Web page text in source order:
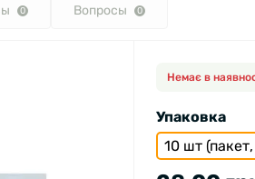
0 Вопросы 0
Немає в
Упаковка
10 шт